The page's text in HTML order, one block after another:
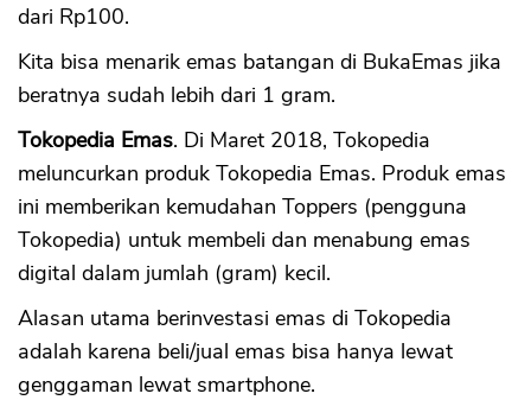
dari Rp100.
Kita bisa menarik emas batangan di BukaEmas jika
beratnya sudah lebih dari 1 gram.
Tokopedia Emas. Di Maret 2018, Tokopedia
meluncurkan produk Tokopedia Emas. Produk emas
ini memberikan kemudahan Toppers (pengguna
Tokopedia) untuk membeli dan menabung emas
digital dalam jumlah (gram) kecil.
Alasan utama berinvestasi emas di Tokopedia
adalah karena beli/jual emas bisa hanya lewat
genggaman lewat smartphone.